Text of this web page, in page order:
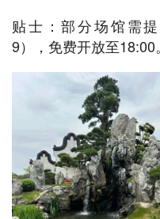
贴士：部分场馆需
9），免费开放至18:00。